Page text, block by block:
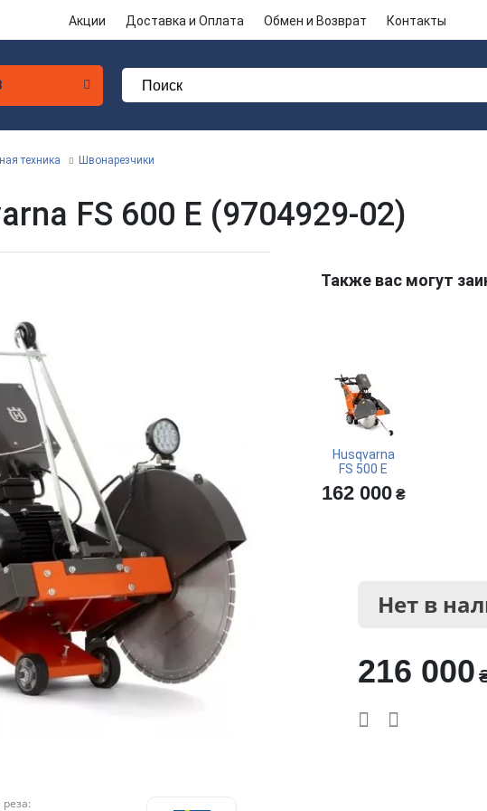
Акции Доставка и Оплата Обмен и Возврат Контакты
техника Швонарезчики
FS 600 E (9704929-02)
Также вас могут
Husqvarna
FS 500 E
162 000₴
Нет в
216 000